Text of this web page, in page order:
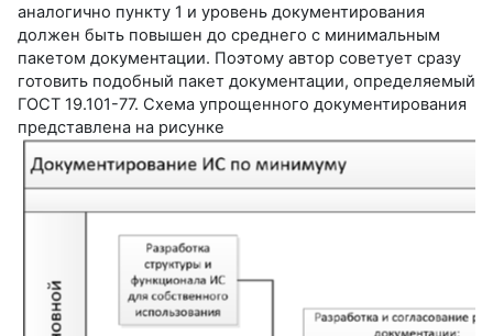
аналогично пункту 1 и уровень документирования
должен быть повышен до среднего с минимальным
пакетом документации. Поэтому автор советует сразу
готовить подобный пакет документации, определяемый
ГОСТ 19.101-77. Схема упрощенного документирования
представлена на рисунке